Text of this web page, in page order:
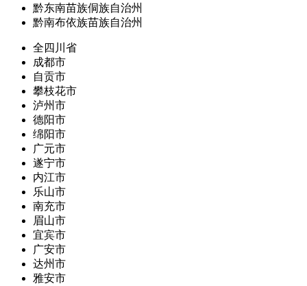
黔东南苗族侗族自治州
黔南布依族苗族自治州
全四川省
成都市
自贡市
攀枝花市
泸州市
德阳市
绵阳市
广元市
遂宁市
内江市
乐山市
南充市
眉山市
宜宾市
广安市
达州市
雅安市